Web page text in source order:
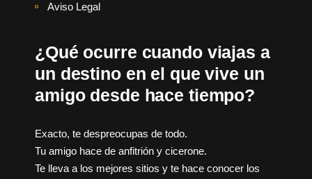
Aviso Legal
¿Qué ocurre cuando viajas a
un destino en el que vive un
amigo desde hace tiempo?
Exacto, te despreocupas de todo.
Tu amigo hace de anfitrión y cicerone.
Te lleva a los mejores sitios y te hace conocer los